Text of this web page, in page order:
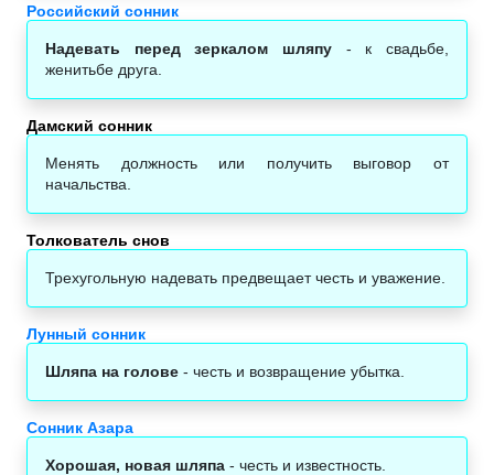
Российский сонник
Надевать перед зеркалом шляпу - к свадьбе,
женитьбе друга.
Дамский сонник
Менять должность или получить выговор от
начальства.
Толкователь снов
Трехугольную надевать предвещает честь и уважение.
Лунный сонник
Шляпа на голове - честь и возвращение убытка.
Сонник Азара
Хорошая, новая шляпа - честь и известность.